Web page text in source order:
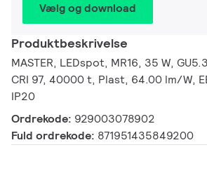
Vælg og download
Produktbeskrivelse
MASTER, LEDspot, MR16, 35 W,
CRI 97, 40000 t, Plast, 64.00 lm/W,
IP20
Ordrekode: 929003078902
Fuld ordrekode: 871951435849200